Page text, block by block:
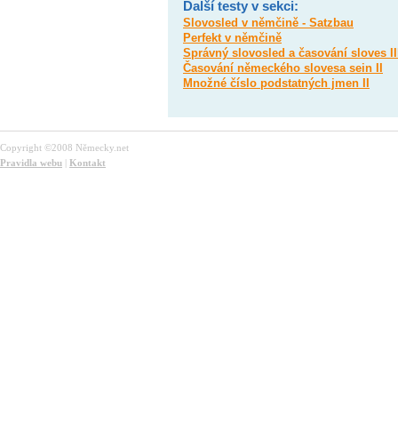
Další testy v sekci:
Slovosled v němčině - Satzbau
Perfekt v němčině
Správný slovosled a časování sloves
Časování německého slovesa sein II
Množné číslo podstatných jmen II
Copyright ©2008 Německy.net
Pravidla webu | Kontakt